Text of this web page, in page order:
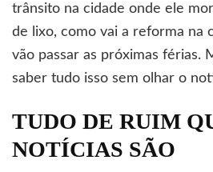
trânsito na cidade onde ele
de lixo, como vai a reforma na
vão passar as próximas férias.
saber tudo isso sem olhar o
TUDO DE RUIM
NOTÍCIAS SÃO